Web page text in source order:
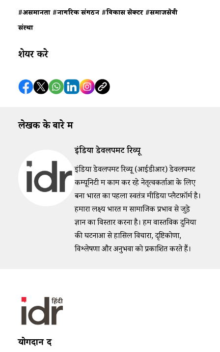
#असमानता #नागरिक संगठन #विकास सेक्टर #समाजसेवी
संस्था
शेयर करे
लेखक के बारे में
इंडिया डेवलपमेंट रिव्यू
इंडिया डेवलपमेंट रिव्यू (आईडीआर) डेवलपमेंट
कम्यूनिटी में काम कर रहे नेतृत्वकर्ताओं के लिए
बना भारत का पहला स्वतंत्र मीडिया प्लैटफ़ॉर्म है।
हमारा लक्ष्य भारत में सामाजिक प्रभाव से जुड़े
ज्ञान का विस्तार करना है। हम वास्तविक दुनिया
की घटनाओं से हासिल विचारों, दृष्टिकोणों,
विश्लेषणों और अनुभवों को प्रकाशित करते हैं।
योगदान दें